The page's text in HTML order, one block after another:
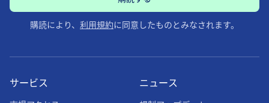
購読により、 利用規約に同意したものとみなされます。
ニュース
サービス